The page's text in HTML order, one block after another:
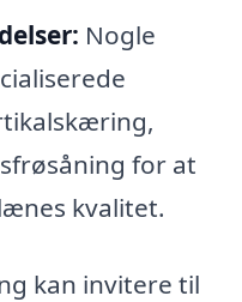
Nogle
for at
kvalitet.
kan invitere til